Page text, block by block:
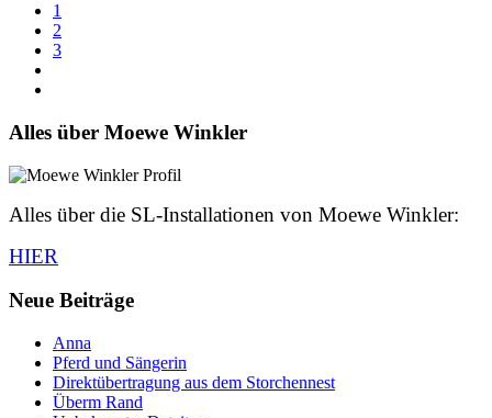
1
2
3
Alles über Moewe Winkler
Alles über die SL-Installationen von Moewe Winkler:
HIER
Neue Beiträge
Anna
Pferd und Sängerin
Direktübertragung aus dem Storchennest
Überm Rand